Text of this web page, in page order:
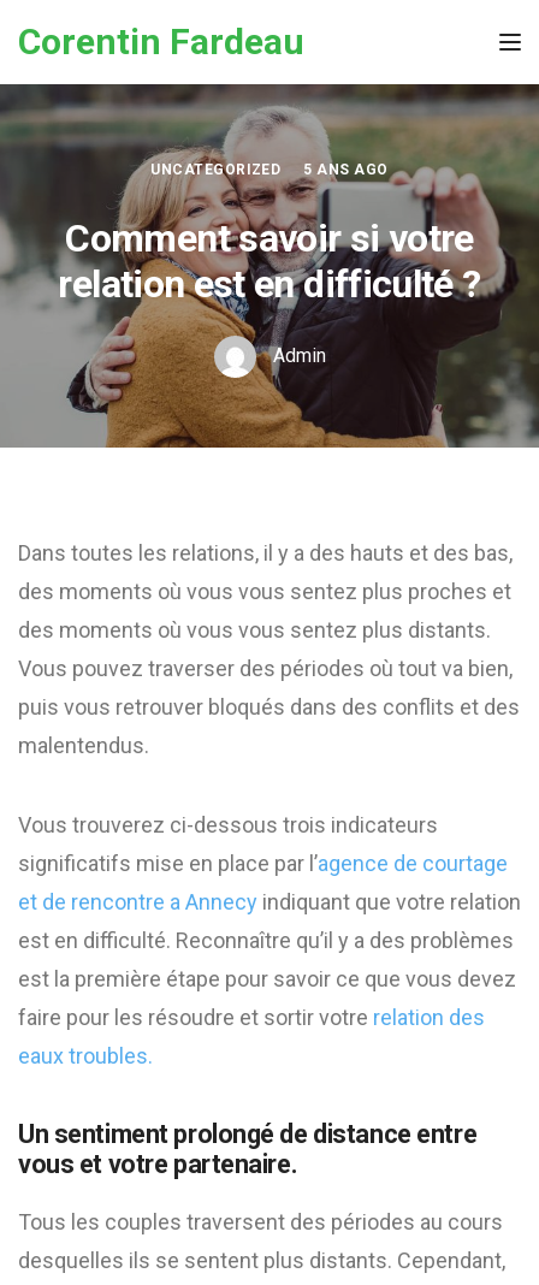
Corentin Fardeau
UNCATEGORIZED 5 ANS AGO
Comment savoir si votre
relation est en difficulté ?
Admin
Dans toutes les relations, il y a des hauts et des bas,
des moments où vous vous sentez plus proches et
des moments où vous vous sentez plus distants.
Vous pouvez traverser des périodes où tout va bien,
puis vous retrouver bloqués dans des conflits et des
malentendus.
Vous trouverez ci-dessous trois indicateurs
significatifs mise en place par l’agence de courtage
et de rencontre a Annecy indiquant que votre relation
est en difficulté. Reconnaître qu’il y a des problèmes
est la première étape pour savoir ce que vous devez
faire pour les résoudre et sortir votre relation des
eaux troubles.
Un sentiment prolongé de distance entre
vous et votre partenaire.
Tous les couples traversent des périodes au cours
desquelles ils se sentent plus distants. Cependant,